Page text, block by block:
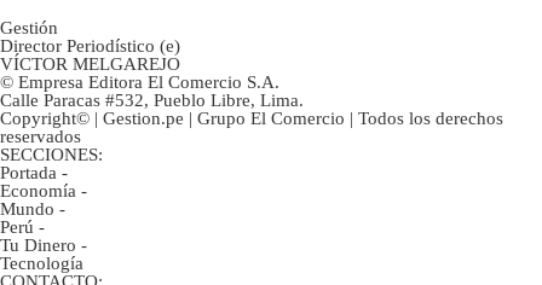
Gestión
Director Periodístico (e)
VÍCTOR MELGAREJO
© Empresa Editora El Comercio S.A.
Calle Paracas #532, Pueblo Libre, Lima.
Copyright© | Gestion.pe | Grupo El Comercio | Todos los derechos
reservados
SECCIONES:
Portada -
Economía -
Mundo -
Perú -
Tu Dinero -
Tecnología